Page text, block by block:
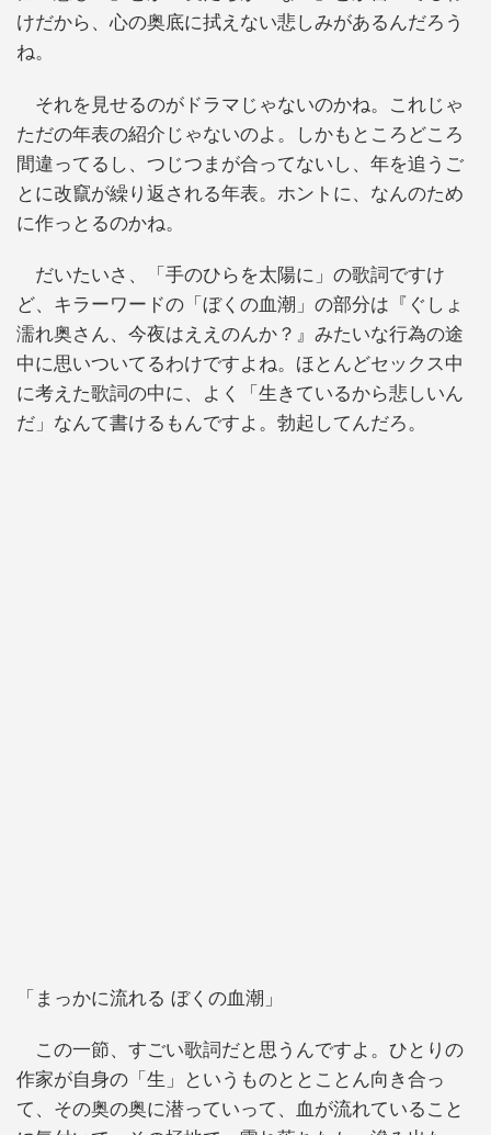
けだから、心の奥底に拭えない悲しみがあるんだろう
ね。
それを見せるのがドラマじゃないのかね。これじゃ
ただの年表の紹介じゃないのよ。しかもところどころ
間違ってるし、つじつまが合ってないし、年を追うご
とに改竄が繰り返される年表。ホントに、なんのため
に作っとるのかね。
だいたいさ、「手のひらを太陽に」の歌詞ですけ
ど、キラーワードの「ぼくの血潮」の部分は『ぐしょ
濡れ奥さん、今夜はええのんか？』みたいな行為の途
中に思いついてるわけですよね。ほとんどセックス中
に考えた歌詞の中に、よく「生きているから悲しいん
だ」なんて書けるもんですよ。勃起してんだろ。
「まっかに流れる ぼくの血潮」
この一節、すごい歌詞だと思うんですよ。ひとりの
作家が自身の「生」というものととことん向き合っ
て、その奥の奥に潜っていって、血が流れていること